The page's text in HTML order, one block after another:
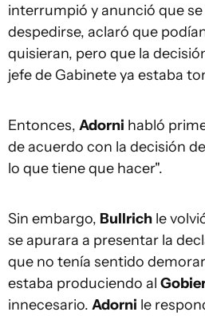
interrumpió y anunció que
despedirse, aclaró que
quisieran, pero que la
jefe de Gabinete ya estaba
Entonces, Adorni habló
de acuerdo con la decisión
lo que tiene que hacer".
Sin embargo, Bullrich le
se apurara a presentar la
que no tenía sentido
estaba produciendo al
innecesario. Adorni le